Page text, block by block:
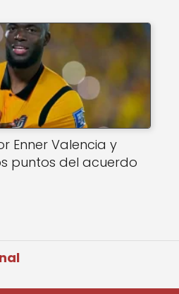
Enner Valencia y
puntos del acuerdo